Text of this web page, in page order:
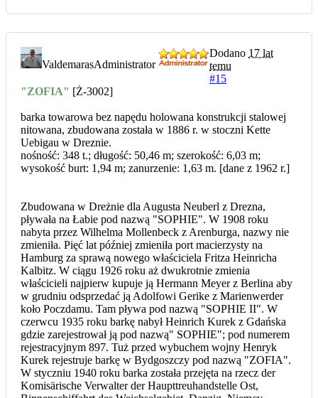
ValdemarasAdministrator
Dodano 17 lat
temu
#15
"ZOFIA" [Ż-3002]
barka towarowa bez napędu holowana konstrukcji stalowej
nitowana, zbudowana została w 1886 r. w stoczni Kette
Uebigau w Dreznie.
nośność: 348 t.; długość: 50,46 m; szerokość: 6,03 m;
wysokość burt: 1,94 m; zanurzenie: 1,63 m. [dane z 1962 r.]
Zbudowana w Dreżnie dla Augusta Neuberl z Drezna,
pływała na Łabie pod nazwą "SOPHIE". W 1908 roku
nabyta przez Wilhelma Mollenbeck z Arenburga, nazwy nie
zmieniła. Pięć lat później zmieniła port macierzysty na
Hamburg za sprawą nowego właściciela Fritza Heinricha
Kalbitz. W ciągu 1926 roku aż dwukrotnie zmienia
właścicieli najpierw kupuje ją Hermann Meyer z Berlina aby
w grudniu odsprzedać ją Adolfowi Gerike z Marienwerder
koło Poczdamu. Tam pływa pod nazwą "SOPHIE II". W
czerwcu 1935 roku barkę nabył Heinrich Kurek z Gdańska
gdzie zarejestrował ją pod nazwą" SOPHIE"; pod numerem
rejestracyjnym 897. Tuż przed wybuchem wojny Henryk
Kurek rejestruje barkę w Bydgoszczy pod nazwą "ZOFIA".
W styczniu 1940 roku barka została przejęta na rzecz der
Komisärische Verwalter der Haupttreuhandstelle Ost,